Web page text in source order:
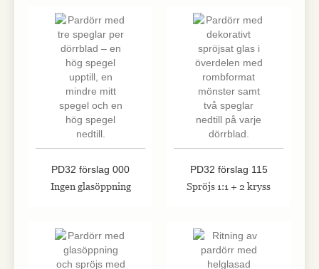
PD32 förslag 000
Ingen glasöppning
PD32 förslag 115
Spröjs 1:1 + 2 kryss